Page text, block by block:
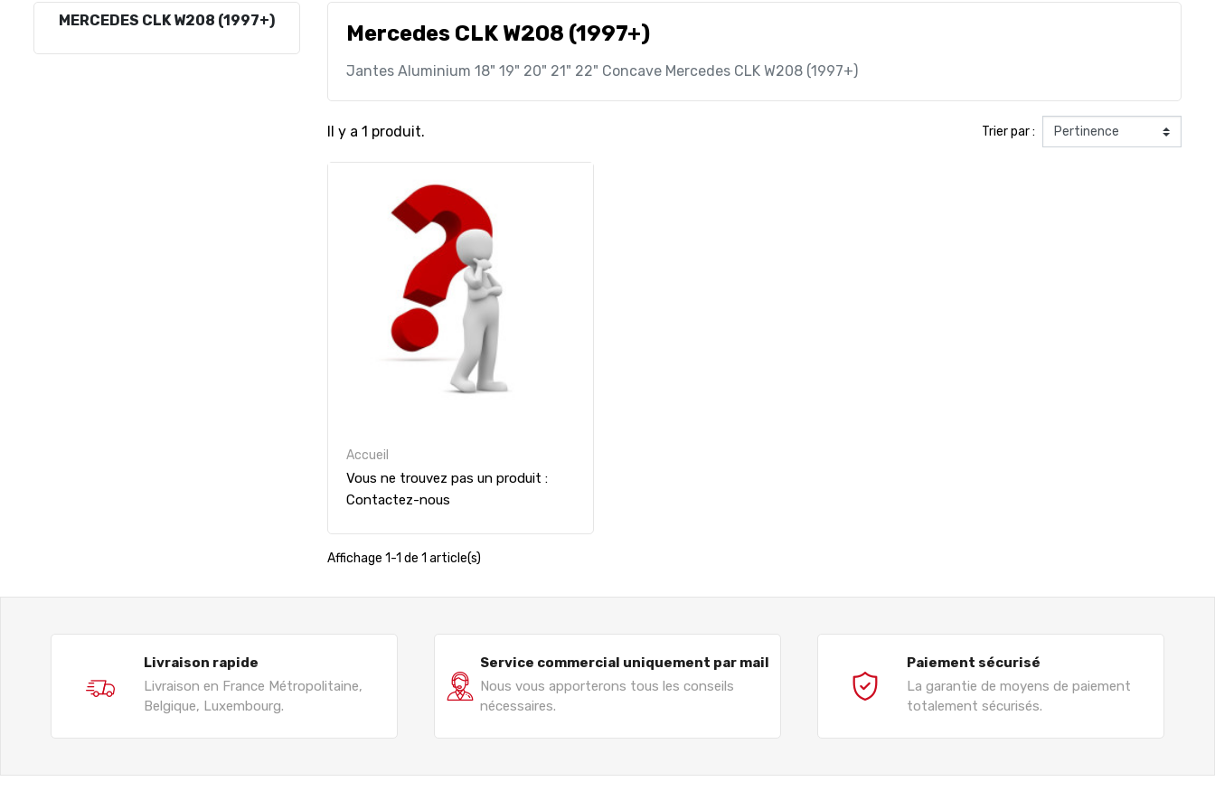
MERCEDES CLK W208 (1997+)
Mercedes CLK W208 (1997+)
Jantes Aluminium 18" 19" 20" 21" 22" Concave Mercedes CLK W208 (1997+)
Il y a 1 produit. Trier par :
Accueil
Vous ne trouvez pas un produit :
Contactez-nous
Affichage 1-1 de 1 article(s)
Livraison rapide
Livraison en France Métropolitaine,
Belgique, Luxembourg.
Service commercial uniquement par mail
Nous vous apporterons tous les conseils
nécessaires.
Paiement sécurisé
La garantie de moyens de paiement
totalement sécurisés.